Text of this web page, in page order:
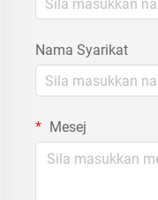
Nama Syarikat
Mesej